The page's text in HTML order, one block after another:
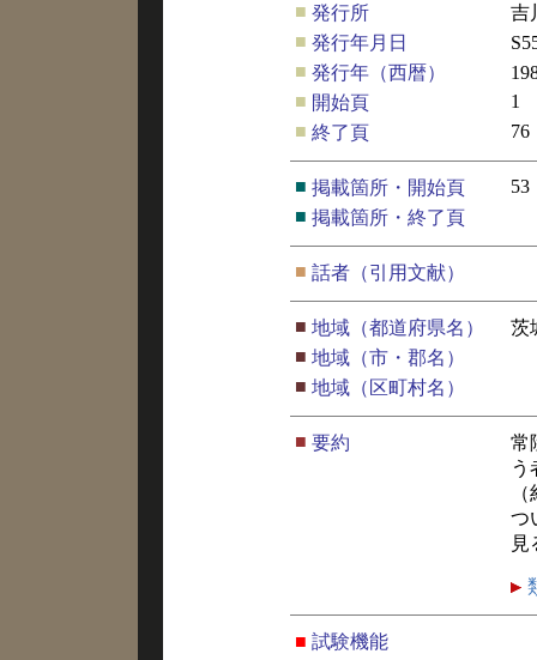
■ 発行所
吉
■ 発行年月日
■ 発行年（西暦）
■ 開始頁
1
■ 終了頁 76
■ 掲載箇所・開始頁
53
■ 掲載箇所・終了頁
■ 話者（引用文献）
■ 地域（都道府県名）
茨
■ 地域（市・郡名）
■ 地域（区町村名）
■ 要約
常
う
つ
見
■ 試験機能